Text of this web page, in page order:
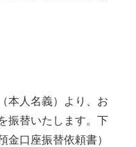
本人名義）より、お
振替いたします。下
金口座振替依頼書）